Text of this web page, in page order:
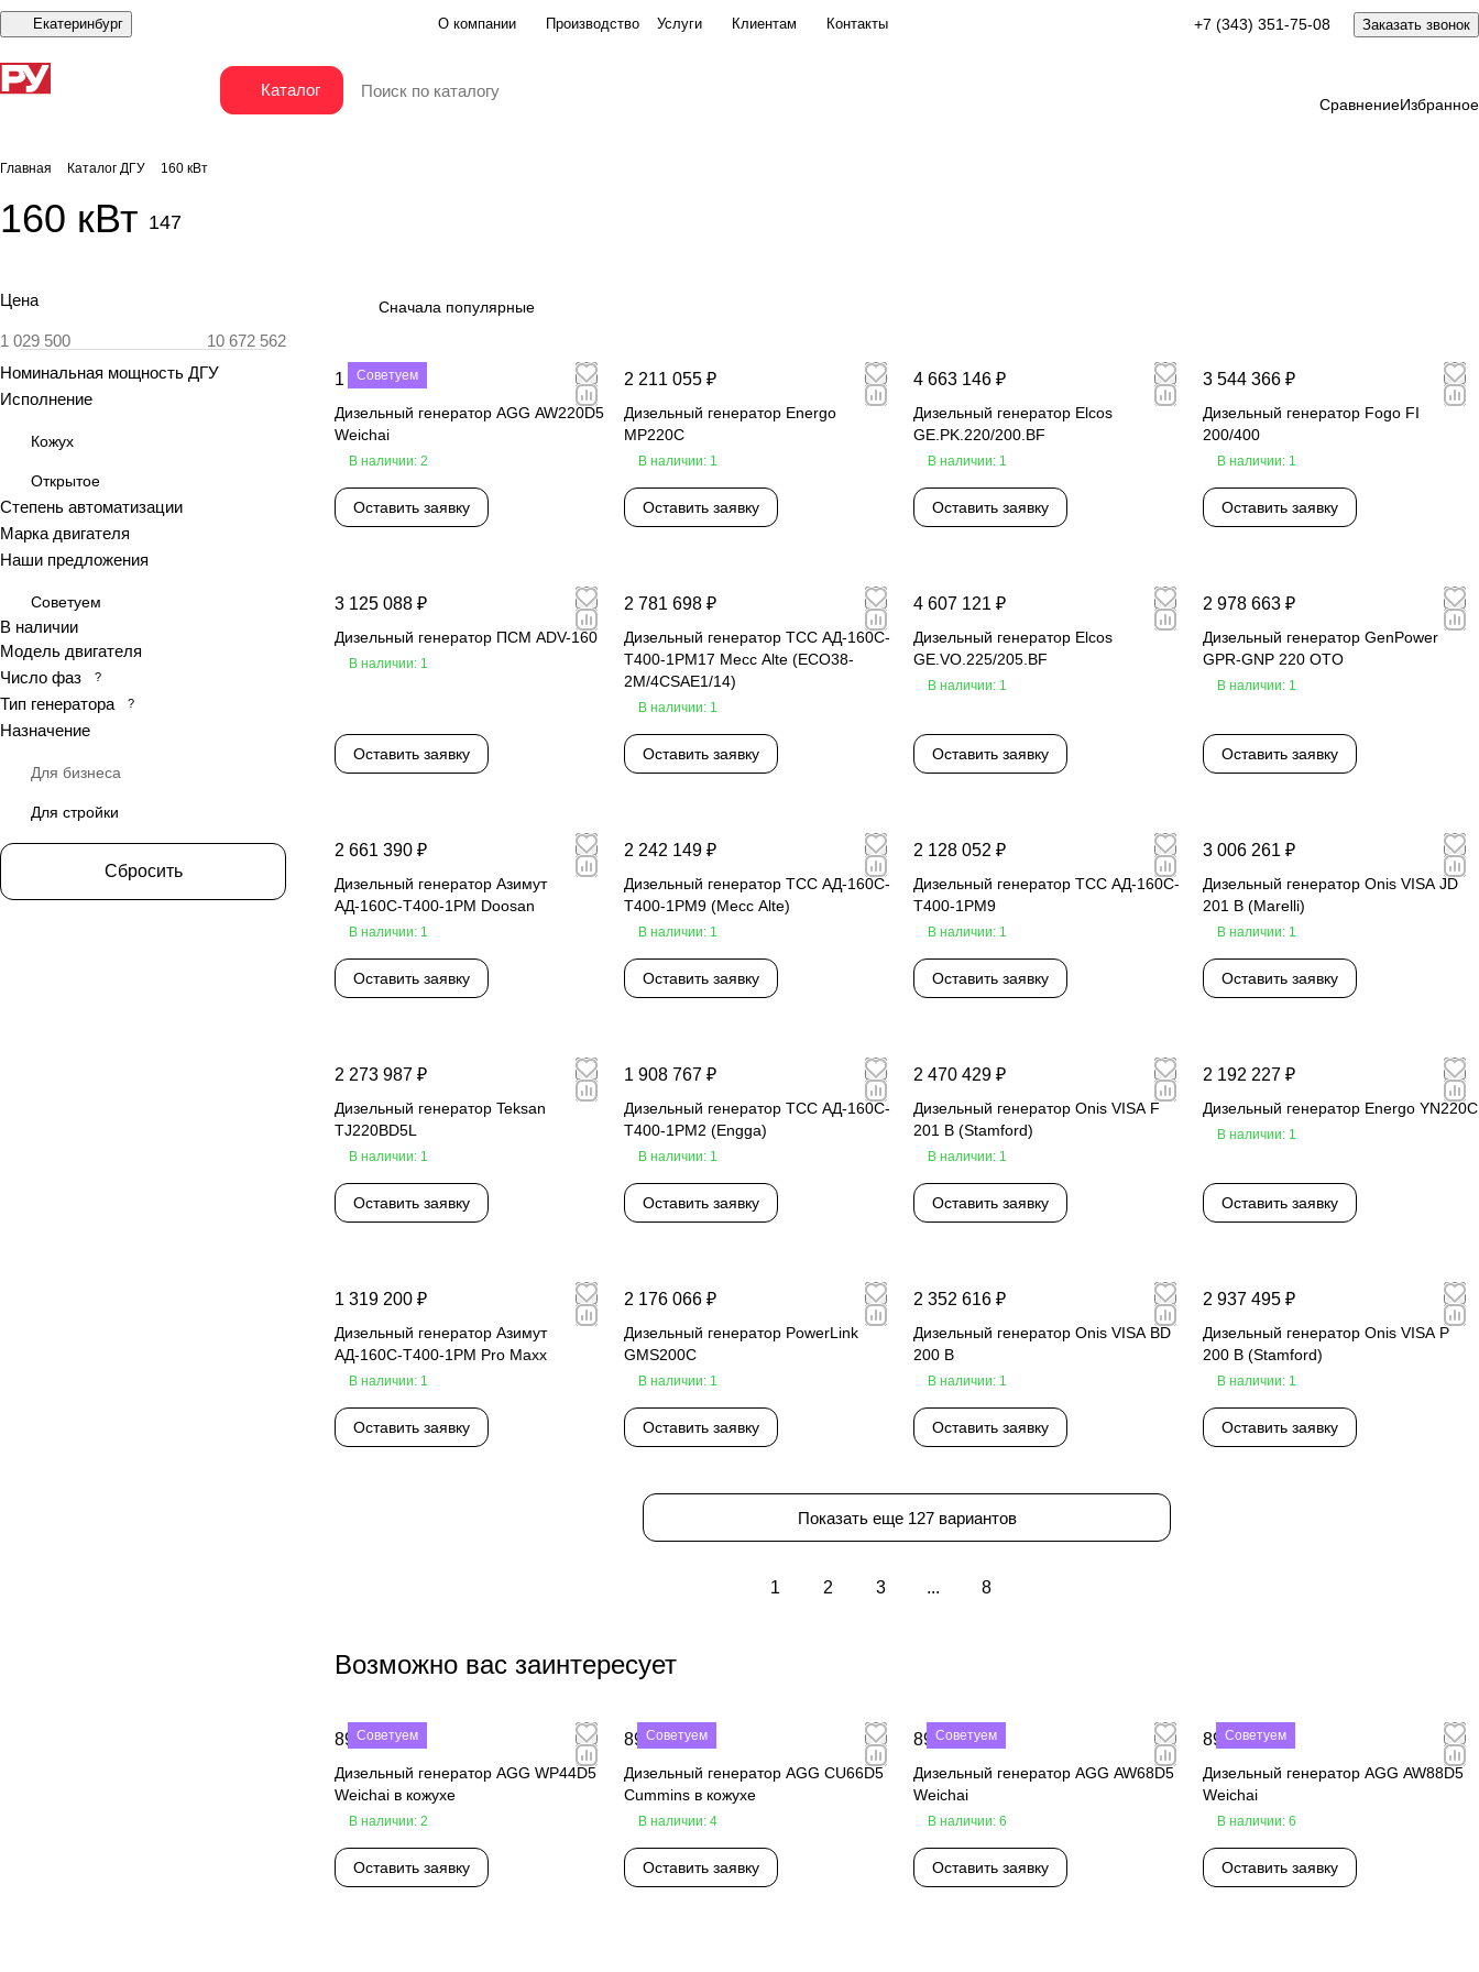
Екатеринбург О компании Производство Услуги Клиентам Контакты +7 (343) 351-75-08 Заказать звонок
Каталог
СравнениеИзбранное
Главная Каталог ДГУ 160 кВт
160 кВт 147
Сначала популярные
Советуем
1 280 000 ₽
Дизельный генератор AGG AW220D5
Weichai
В наличии: 2
Оставить заявку
2 211 055 ₽
Дизельный генератор Energo
MP220C
В наличии: 1
Оставить заявку
4 663 146 ₽
Дизельный генератор Elcos
GE.PK.220/200.BF
В наличии: 1
Оставить заявку
3 544 366 ₽
Дизельный генератор Fogo FI
200/400
В наличии: 1
Оставить заявку
3 125 088 ₽
Дизельный генератор ПСМ ADV-160
В наличии: 1
Оставить заявку
2 781 698 ₽
Дизельный генератор ТСС АД-160С-
Т400-1РМ17 Mecc Alte (ECO38-
2M/4CSAE1/14)
В наличии: 1
Оставить заявку
4 607 121 ₽
Дизельный генератор Elcos
GE.VO.225/205.BF
В наличии: 1
Оставить заявку
2 978 663 ₽
Дизельный генератор GenPower
GPR-GNP 220 OTO
В наличии: 1
Оставить заявку
2 661 390 ₽
Дизельный генератор Азимут
АД-160С-Т400-1РМ Doosan
В наличии: 1
Оставить заявку
2 242 149 ₽
Дизельный генератор ТСС АД-160С-
Т400-1РМ9 (Mecc Alte)
В наличии: 1
Оставить заявку
2 128 052 ₽
Дизельный генератор ТСС АД-160С-
Т400-1РМ9
В наличии: 1
Оставить заявку
3 006 261 ₽
Дизельный генератор Onis VISA JD
201 B (Marelli)
В наличии: 1
Оставить заявку
2 273 987 ₽
Дизельный генератор Teksan
TJ220BD5L
В наличии: 1
Оставить заявку
1 908 767 ₽
Дизельный генератор ТСС АД-160С-
Т400-1РМ2 (Engga)
В наличии: 1
Оставить заявку
2 470 429 ₽
Дизельный генератор Onis VISA F
201 B (Stamford)
В наличии: 1
Оставить заявку
2 192 227 ₽
Дизельный генератор Energo YN220C
В наличии: 1
Оставить заявку
1 319 200 ₽
Дизельный генератор Азимут
АД-160С-Т400-1РМ Pro Maxx
В наличии: 1
Оставить заявку
2 176 066 ₽
Дизельный генератор PowerLink
GMS200C
В наличии: 1
Оставить заявку
2 352 616 ₽
Дизельный генератор Onis VISA BD
200 B
В наличии: 1
Оставить заявку
2 937 495 ₽
Дизельный генератор Onis VISA P
200 B (Stamford)
В наличии: 1
Оставить заявку
Показать еще 127 вариантов
1 2 3 ... 8
Возможно вас заинтересует
Советуем
890 000 ₽
Дизельный генератор AGG WP44D5
Weichai в кожухе
В наличии: 2
Оставить заявку
Советуем
890 000 ₽
Дизельный генератор AGG CU66D5
Cummins в кожухе
В наличии: 4
Оставить заявку
Советуем
890 000 ₽
Дизельный генератор AGG AW68D5
Weichai
В наличии: 6
Оставить заявку
Советуем
890 000 ₽
Дизельный генератор AGG AW88D5
Weichai
В наличии: 6
Оставить заявку
Цена
Номинальная мощность ДГУ
Исполнение
Кожух
Открытое
Степень автоматизации
Марка двигателя
Наши предложения
Советуем
В наличии
Модель двигателя
Число фаз
?
Тип генератора ?
Назначение
Для бизнеса
Для стройки
Сбросить